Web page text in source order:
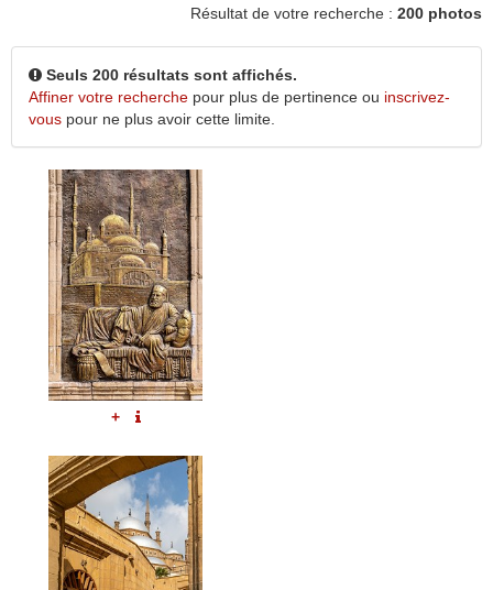
Résultat de votre recherche : 200 photos
Seuls 200 résultats sont affichés.
Affiner votre recherche pour plus de pertinence ou inscrivez-
vous pour ne plus avoir cette limite.
+